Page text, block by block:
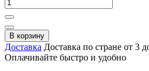
В корзину
Доставка Доставка по стране от 3
Оплачивайте быстро и удобно